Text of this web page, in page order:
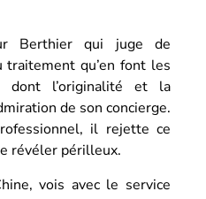
Berthier qui juge de
traitement qu’en font les
dont l’originalité et la
de son concierge.
il rejette ce
révéler périlleux.
vois avec le service